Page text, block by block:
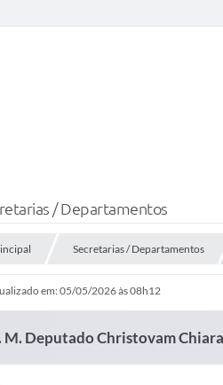
/ Departamentos
Secretarias / Departamentos
em: 05/05/2026 às 08h12
M. Deputado Christovam